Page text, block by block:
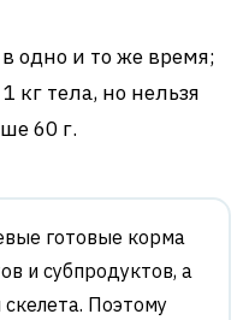
одно и то же время;
кг тела, но нельзя
60 г.
готовые корма
и субпродуктов, а
Поэтому